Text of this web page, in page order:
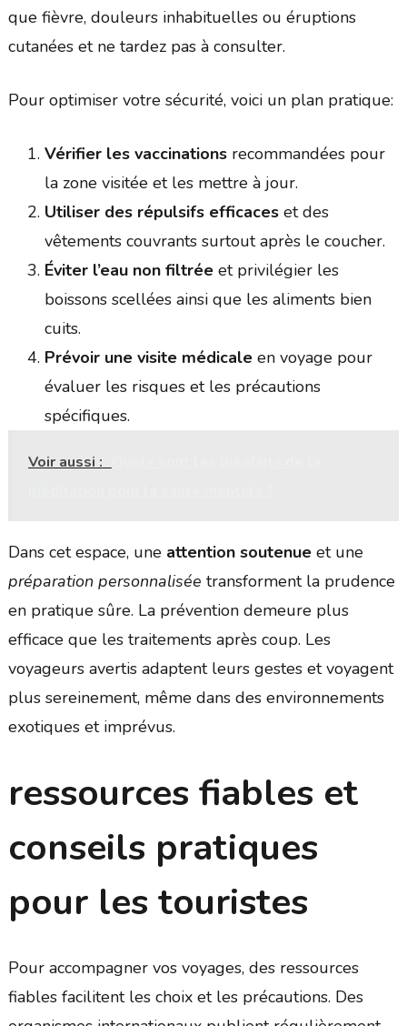
que fièvre, douleurs inhabituelles ou éruptions
cutanées et ne tardez pas à consulter.
Pour optimiser votre sécurité, voici un plan pratique:
Vérifier les vaccinationsrecommandées pour
la zone visitée et les mettre à jour.
Utiliser des répulsifs efficaceset des
vêtements couvrants surtout après le coucher.
Éviter l’eau non filtréeet privilégier les
boissons scellées ainsi que les aliments bien
cuits.
Prévoir une visite médicaleen voyage pour
évaluer les risques et les précautions
spécifiques.
Voir aussi :
Dans cet espace, une attention soutenueet une
préparation personnalisée transforment la prudence
en pratique sûre. La prévention demeure plus
efficace que les traitements après coup. Les
voyageurs avertis adaptent leurs gestes et voyagent
plus sereinement, même dans des environnements
exotiques et imprévus.
ressources fiables et
conseils pratiques
pour les touristes
Pour accompagner vos voyages, des ressources
fiables facilitent les choix et les précautions. Des